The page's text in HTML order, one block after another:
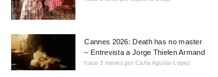
Cannes 2026: Death has no master
– Entrevista a Jorge Thielen Armand
hace 3 meses por Carla Aguilar Lopez